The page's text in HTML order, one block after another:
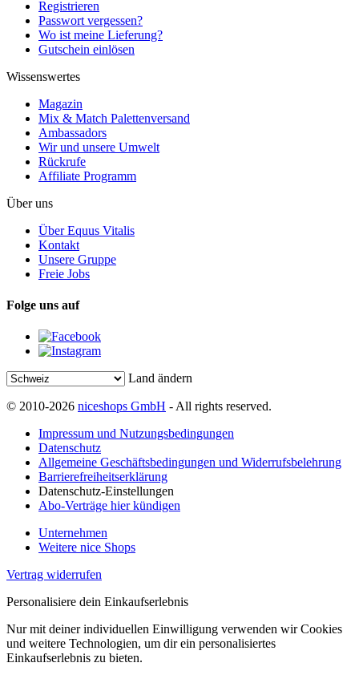
Registrieren
Passwort vergessen?
Wo ist meine Lieferung?
Gutschein einlösen
Wissenswertes
Magazin
Mix & Match Palettenversand
Ambassadors
Wir und unsere Umwelt
Rückrufe
Affiliate Programm
Über uns
Über Equus Vitalis
Kontakt
Unsere Gruppe
Freie Jobs
Folge uns auf
Land ändern
© 2010-2026 niceshops GmbH - All rights reserved.
Impressum und Nutzungsbedingungen
Datenschutz
Allgemeine Geschäftsbedingungen und Widerrufsbelehrung
Barrierefreiheitserklärung
Datenschutz-Einstellungen
Abo-Verträge hier kündigen
Unternehmen
Weitere nice Shops
Vertrag widerrufen
Personalisiere dein Einkaufserlebnis
Nur mit deiner individuellen Einwilligung verwenden wir Cookies
und weitere Technologien, um dir ein personalisiertes
Einkaufserlebnis zu bieten.